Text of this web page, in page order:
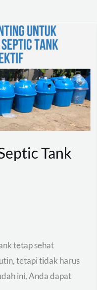
Tank
tetap sehat
tetapi tidak harus
ini, Anda dapat